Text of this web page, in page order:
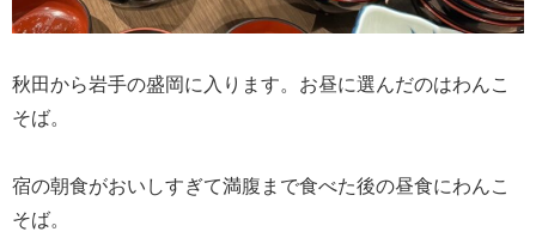
秋田から岩手の盛岡に入ります。お昼に選んだのはわんこ
そば。
宿の朝食がおいしすぎて満腹まで食べた後の昼食にわんこ
そば。